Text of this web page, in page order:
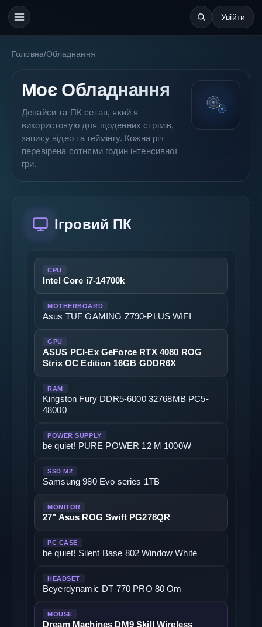
Увійти
Головна/Обладнання
Моє Обладнання
Девайси та ПК сетап, який я
використовую для щоденних стрімів,
запису відео та геймінгу. Кожна річ
перевірена сотнями годин інтенсивної
гри.
Ігровий ПК
CPU
Intel Core i7-14700k
MOTHERBOARD
Asus TUF GAMING Z790-PLUS WIFI
GPU
ASUS PCI-Ex GeForce RTX 4080 ROG
Strix OC Edition 16GB GDDR6X
RAM
Kingston Fury DDR5-6000 32768MB PC5-
48000
POWER SUPPLY
be quiet! PURE POWER 12 M 1000W
SSD M2
Samsung 980 Evo series 1TB
MONITOR
27" Asus ROG Swift PG278QR
PC CASE
be quiet! Silent Base 802 Window White
HEADSET
Beyerdynamic DT 770 PRO 80 Om
MOUSE
Dream Machines DM9 Skill Wireless